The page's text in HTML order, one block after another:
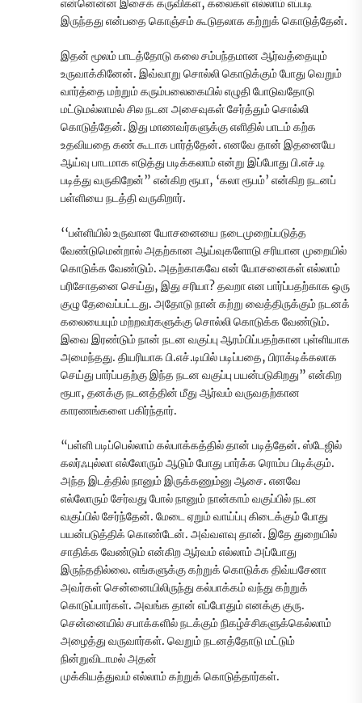
என்னென்ன இசைக் கருவிகள், கலைகள் எல்லாம் எப்படி
இருந்தது என்பதை கொஞ்சம் கூடுதலாக கற்றுக் கொடுத்தேன்.
இதன் மூலம் பாடத்தோடு கலை சம்பந்தமான ஆர்வத்தையும்
உருவாக்கினேன். இவ்வாறு சொல்லி கொடுக்கும் போது வெறும்
வார்த்தை மற்றும் கரும்பலைகையில் எழுதி போடுவதோடு
மட்டுமல்லாமல் சில நடன அசைவுகள் சேர்த்தும் சொல்லி
கொடுத்தேன். இது மாணவர்களுக்கு எளிதில் பாடம் கற்க
உதவியதை கண் கூடாக பார்த்தேன். எனவே தான் இதனையே
ஆய்வு பாடமாக எடுத்து படிக்கலாம் என்று இப்போது பி.எச்.டி
படித்து வருகிறேன்” என்கிற ரூபா, ‘கலா ரூபம்’ என்கிற நடனப்
பள்ளியை நடத்தி வருகிறார்.
‘‘பள்ளியில் உருவான யோசனையை நடைமுறைப்படுத்த
வேண்டுமென்றால் அதற்கான ஆய்வுகளோடு சரியான முறையில்
கொடுக்க வேண்டும். அதற்காகவே என் யோசனைகள் எல்லாம்
பரிசோதனை செய்து, இது சரியா? தவறா என பார்ப்பதற்காக ஒரு
குழு தேவைப்பட்டது. அதோடு நான் கற்று வைத்திருக்கும் நடனக்
கலையையும் மற்றவர்களுக்கு சொல்லி கொடுக்க வேண்டும்.
இவை இரண்டும் நான் நடன வகுப்பு ஆரம்பிப்பதற்கான புள்ளியாக
அமைந்தது. தியரியாக பி.எச்.டியில் படிப்பதை, பிராக்டிக்கலாக
செய்து பார்ப்பதற்கு இந்த நடன வகுப்பு பயன்படுகிறது” என்கிற
ரூபா, தனக்கு நடனத்தின் மீது ஆர்வம் வருவதற்கான
காரணங்களை பகிர்ந்தார்.
“பள்ளி படிப்பெல்லாம் கல்பாக்கத்தில் தான் படித்தேன். ஸ்டேஜில்
கலர்ஃபுல்லா எல்லோரும் ஆடும் போது பார்க்க ரொம்ப பிடிக்கும்.
அந்த இடத்தில் நானும் இருக்கணும்னு ஆசை. எனவே
எல்லோரும் சேர்வது போல் நானும் நான்காம் வகுப்பில் நடன
வகுப்பில் சேர்ந்தேன். மேடை ஏறும் வாய்ப்பு கிடைக்கும் போது
பயன்படுத்திக் கொண்டேன். அவ்வளவு தான். இதே துறையில்
சாதிக்க வேண்டும் என்கிற ஆர்வம் எல்லாம் அப்போது
இருந்ததில்லை. எங்களுக்கு கற்றுக் கொடுக்க திவ்யசேனா
அவர்கள் சென்னையிலிருந்து கல்பாக்கம் வந்து கற்றுக்
கொடுப்பார்கள். அவங்க தான் எப்போதும் எனக்கு குரு.
சென்னையில் சபாக்களில் நடக்கும் நிகழ்ச்சிகளுக்கெல்லாம்
அழைத்து வருவார்கள். வெறும் நடனத்தோடு மட்டும்
நின்றுவிடாமல் அதன்
முக்கியத்துவம் எல்லாம் கற்றுக் கொடுத்தார்கள்.